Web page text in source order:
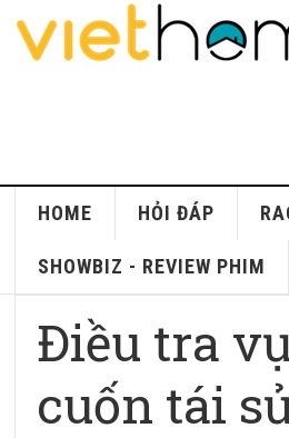
HOME HỎI ĐÁP
SHOWBIZ - REVIEW PHIM
Điều tra
cuốn tái